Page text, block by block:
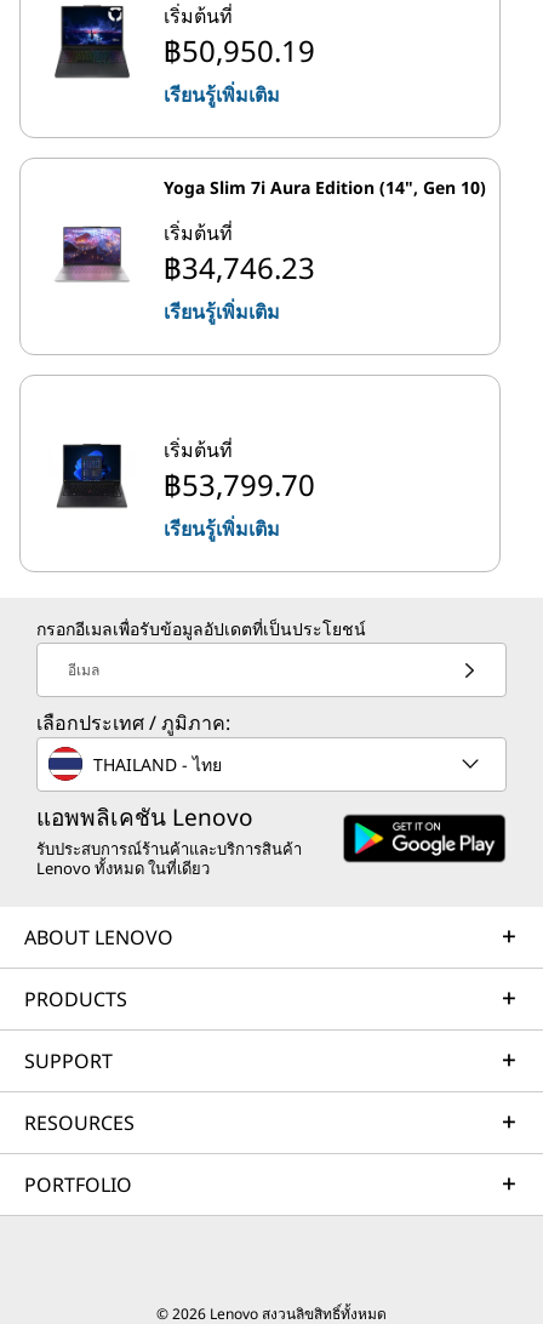
เริ่มต้นที่
฿50,950.19
เรียนรู้เพิ่มเติม
Yoga Slim 7i Aura Edition (14", Gen 10)
เริ่มต้นที่
฿34,746.23
เรียนรู้เพิ่มเติม
เริ่มต้นที่
฿53,799.70
เรียนรู้เพิ่มเติม
กรอกอีเมลเพื่อรับข้อมูลอัปเดตที่เป็นประโยชน์
อีเมล
เลือกประเทศ / ภูมิภาค:
THAILAND - ไทย
แอพพลิเคชัน Lenovo
รับประสบการณ์ร้านค้าและบริการสินค้า
Lenovo ทั้งหมด ในที่เดียว
ABOUT LENOVO
PRODUCTS
SUPPORT
RESOURCES
PORTFOLIO
© 2026 Lenovo สงวนลิขสิทธิ์ทั้งหมด